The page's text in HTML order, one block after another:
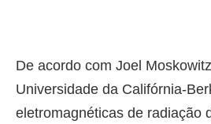
De acordo com Joel
Universidade da Califórnia-
eletromagnéticas de radiação